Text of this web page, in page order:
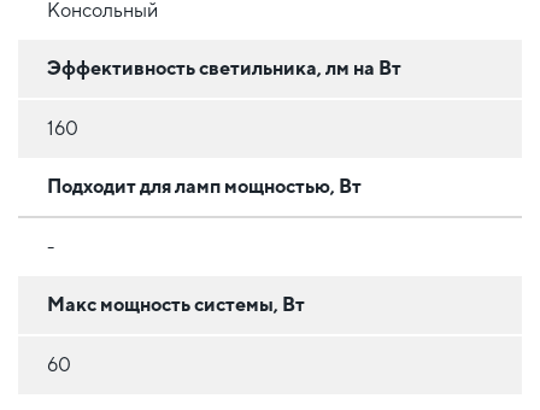
Консольный
Эффективность светильника, лм на Вт
160
Подходит для ламп мощностью, Вт
-
Макс мощность системы, Вт
60